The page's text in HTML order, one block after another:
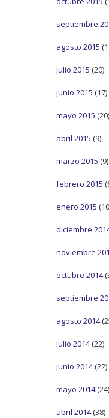
septiembre
agosto 2015
julio 2015 (20)
junio 2015 (17)
mayo 2015 (20)
abril 2015 (9)
marzo 2015 (9)
febrero 2015
enero 2015
diciembre
noviembre
octubre 2014
septiembre
agosto 2014
julio 2014(22)
junio 2014(22)
mayo 2014(24)
abril 2014(38)